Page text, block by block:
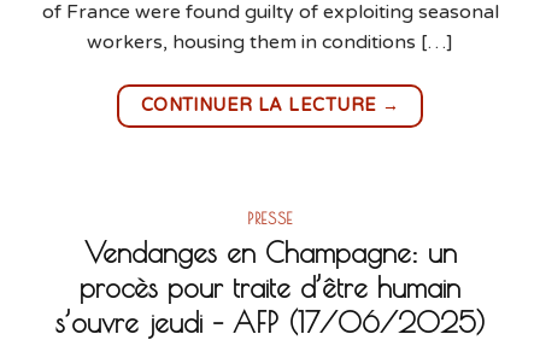
of France were found guilty of exploiting seasonal
workers, housing them in conditions […]
CONTINUER LA LECTURE →
PRESSE
Vendanges en Champagne: un
procès pour traite d’être humain
s’ouvre jeudi – AFP (17/06/2025)